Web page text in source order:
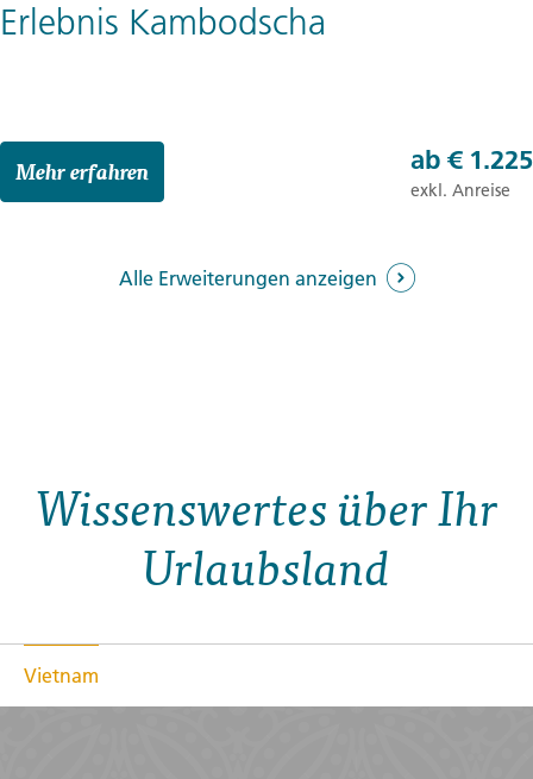
Erlebnis Kambodscha
Mehr erfahren ab € 1.225
exkl. Anreise
Alle Erweiterungen anzeigen
Wissenswertes über Ihr
Urlaubsland
Vietnam